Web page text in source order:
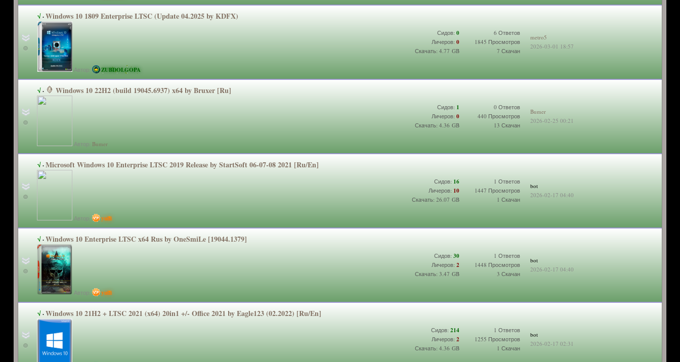
√·Windows 10 1809 Enterprise LTSC (Update 04.2025 by KDFX)
Автор: ZUBDOLGOPA
Сидов: 0
Личеров: 0
Скачать: 4.77 GB
6 Ответов
1845 Просмотров
7 Скачан
metro5
2026-03-01 18:57
√· Windows 10 22H2 (build 19045.6937) x64 by Bruxer [Ru]
Автор: Bumer
Сидов: 1
Личеров: 0
Скачать: 4.36 GB
0 Ответов
440 Просмотров
13 Скачан
Bumer
2026-02-25 00:21
√·Microsoft Windows 10 Enterprise LTSC 2019 Release by StartSoft 06-07-08 2021 [Ru/En]
Автор: yulii
Сидов: 16
Личеров: 10
Скачать: 26.07 GB
1 Ответов
1447 Просмотров
1 Скачан
bot
2026-02-17 04:40
√·Windows 10 Enterprise LTSC x64 Rus by OneSmiLe [19044.1379]
Автор: yulii
Сидов: 30
Личеров: 2
Скачать: 3.47 GB
1 Ответов
1448 Просмотров
3 Скачан
bot
2026-02-17 04:40
√·Windows 10 21H2 + LTSC 2021 (x64) 20in1 +/- Office 2021 by Eagle123 (02.2022) [Ru/En]
Сидов: 214
Личеров: 2
Скачать: 4.36 GB
1 Ответов
1255 Просмотров
1 Скачан
bot
2026-02-17 02:31